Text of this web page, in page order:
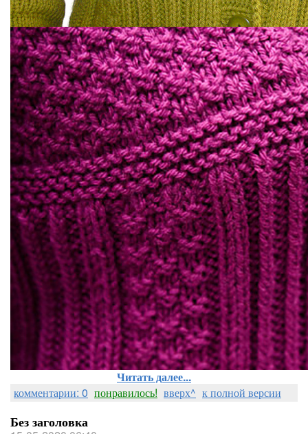
Читать далее...
комментарии: 0 понравилось! вверх^ к полной версии
Без заголовка